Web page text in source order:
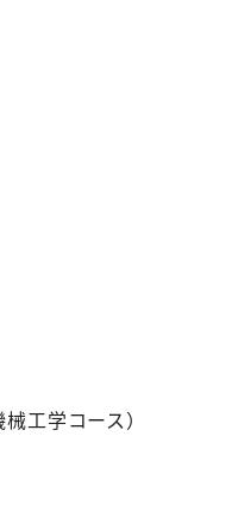
工学コース）